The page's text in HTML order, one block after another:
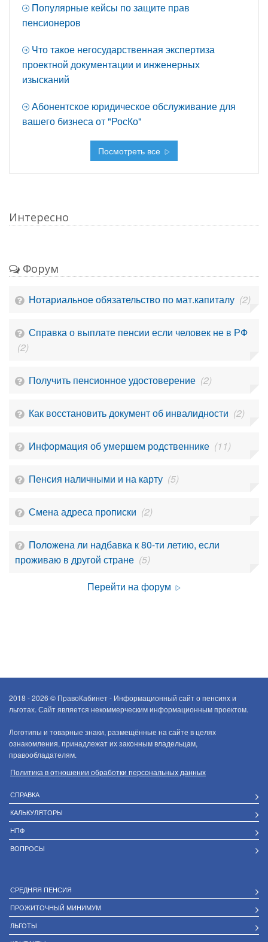
Популярные кейсы по защите прав
пенсионеров
Что такое негосударственная экспертиза
проектной документации и инженерных
изысканий
Абонентское юридическое обслуживание для
вашего бизнеса от "РосКо"
Посмотреть все
Интересно
Форум
Нотариальное обязательство по мат.капиталу (2)
Справка о выплате пенсии если человек не в РФ
(2)
Получить пенсионное удостоверение (2)
Как восстановить документ об инвалидности (2)
Информация об умершем родственнике (11)
Пенсия наличными и на карту (5)
Смена адреса прописки (2)
Положена ли надбавка к 80-ти летию, если
проживаю в другой стране (5)
Перейти на форум
2018 - 2026 © ПравоКабинет - Информационный сайт о пенсиях и
льготах. Сайт является некоммерческим информационным проектом.
Логотипы и товарные знаки, размещённые на сайте в целях
ознакомления, принадлежат их законным владельцам,
правообладателям.
Политика в отношении обработки персональных данных
СПРАВКА
КАЛЬКУЛЯТОРЫ
НПФ
ВОПРОСЫ
СРЕДНЯЯ ПЕНСИЯ
ПРОЖИТОЧНЫЙ МИНИМУМ
ЛЬГОТЫ